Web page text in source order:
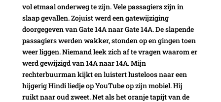
vol etmaal onderweg te zijn. Vele passagiers zijn in
slaap gevallen. Zojuist werd een gatewijziging
doorgegeven van Gate 14A naar Gate 14A. De slapende
passagiers werden wakker, stonden op en gingen toen
weer liggen. Niemand leek zich af te vragen waarom er
werd gewijzigd van 14A naar 14A. Mijn
rechterbuurman kijkt en luistert lusteloos naar een
hijgerig Hindi liedje op YouTube op zijn mobiel. Hij
ruikt naar oud zweet. Net als het oranje tapijt van de